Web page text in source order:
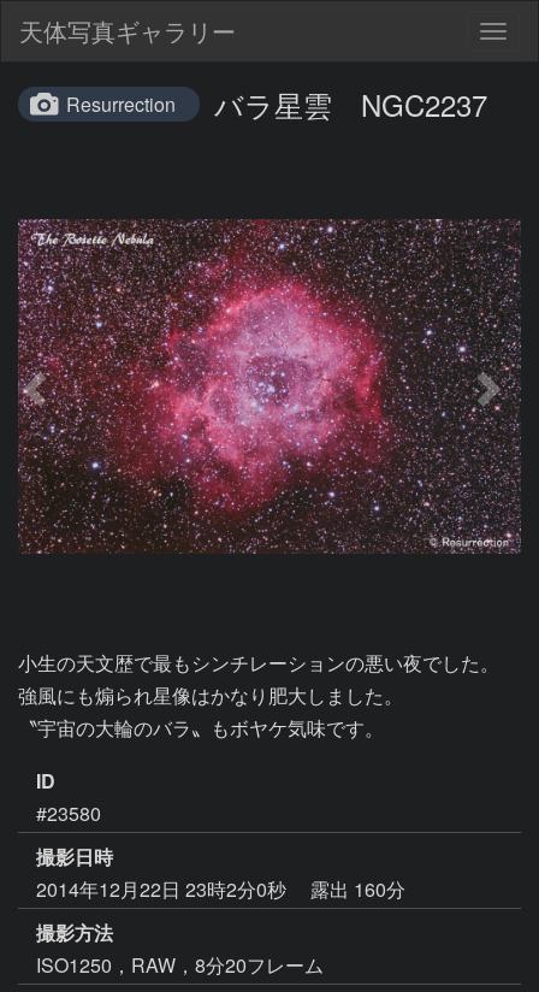
天体写真ギャラリー
Resurrection バラ星雲 NGC2237
小生の天文歴で最もシンチレーションの悪い夜でした。
強風にも煽られ星像はかなり肥大しました。
〝宇宙の大輪のバラ〟もボヤケ気味です。
ID
#23580
撮影日時
2014年12月22日 23時2分0秒
露出 160分
撮影方法
ISO1250，RAW，8分20フレーム